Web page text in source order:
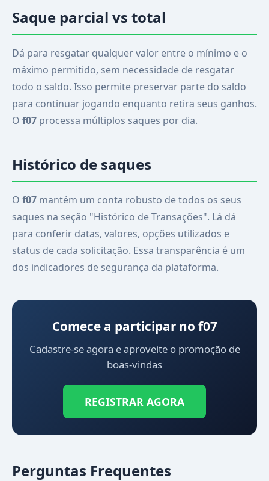
Saque parcial vs total
Dá para resgatar qualquer valor entre o mínimo e o
máximo permitido, sem necessidade de resgatar
todo o saldo. Isso permite preservar parte do saldo
para continuar jogando enquanto retira seus ganhos.
O f07 processa múltiplos saques por dia.
Histórico de saques
O f07 mantém um conta robusto de todos os seus
saques na seção "Histórico de Transações". Lá dá
para conferir datas, valores, opções utilizados e
status de cada solicitação. Essa transparência é um
dos indicadores de segurança da plataforma.
Comece a participar no f07
Cadastre-se agora e aproveite o promoção de
boas-vindas
REGISTRAR AGORA
Perguntas Frequentes